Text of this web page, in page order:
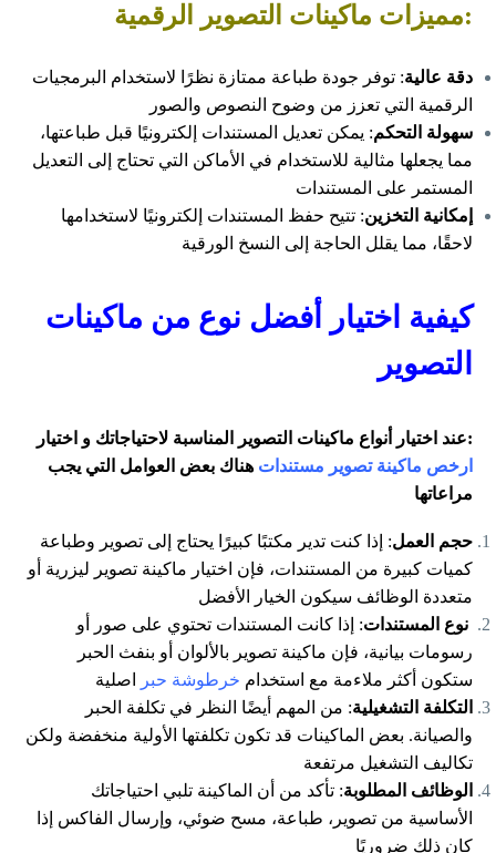
:مميزات ماكينات التصوير الرقمية
دقة عالية: توفر جودة طباعة ممتازة نظرًا لاستخدام البرمجيات
الرقمية التي تعزز من وضوح النصوص والصور
سهولة التحكم: يمكن تعديل المستندات إلكترونيًا قبل طباعتها،
مما يجعلها مثالية للاستخدام في الأماكن التي تحتاج إلى التعديل
المستمر على المستندات
إمكانية التخزين: تتيح حفظ المستندات إلكترونيًا لاستخدامها
لاحقًا، مما يقلل الحاجة إلى النسخ الورقية
كيفية اختيار أفضل نوع من ماكينات
التصوير
:عند اختيار أنواع ماكينات التصوير المناسبة لاحتياجاتك و اختيار
ارخص ماكينة تصوير مستندات هناك بعض العوامل التي يجب
مراعاتها
حجم العمل: إذا كنت تدير مكتبًا كبيرًا يحتاج إلى تصوير وطباعة
كميات كبيرة من المستندات، فإن اختيار ماكينة تصوير ليزرية أو
متعددة الوظائف سيكون الخيار الأفضل
نوع المستندات: إذا كانت المستندات تحتوي على صور أو
رسومات بيانية، فإن ماكينة تصوير بالألوان أو بنفث الحبر
ستكون أكثر ملاءمة مع استخدام خرطوشة حبر
اصلية
التكلفة التشغيلية: من المهم أيضًا النظر في تكلفة الحبر
والصيانة. بعض الماكينات قد تكون تكلفتها الأولية منخفضة ولكن
تكاليف التشغيل مرتفعة
الوظائف المطلوبة: تأكد من أن الماكينة تلبي احتياجاتك
الأساسية من تصوير، طباعة، مسح ضوئي، وإرسال الفاكس إذا
كان ذلك ضروريًا